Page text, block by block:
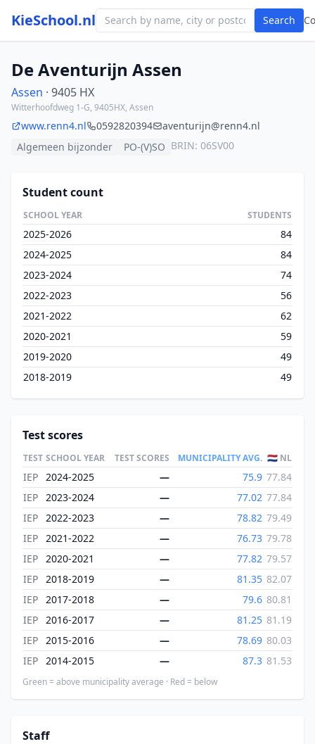
KieSchool.nl Search
De Aventurijn Assen
Assen · 9405 HX
Witterhoofdweg 1-G, 9405HX, Assen
www.renn4.nl 0592820394
aventurijn@renn4.nl
Algemeen bijzonder
PO-(V)SO BRIN: 06SV00
Student count
SCHOOL YEAR STUDENTS
2025-2026
84
2024-2025
84
2023-2024
74
2022-2023
56
2021-2022
62
2020-2021
59
2019-2020
49
2018-2019
49
Test scores
TEST SCHOOL YEAR TEST SCORES MUNICIPALITY AVG. 🇳🇱 NL
IEP 2024-2025 — 75.9 77.84
IEP 2023-2024 — 77.02 77.84
IEP 2022-2023 — 78.82 79.49
IEP 2021-2022 — 76.73 79.78
IEP 2020-2021 — 77.82 79.57
IEP 2018-2019 — 81.35 82.07
IEP 2017-2018 — 79.6 80.81
IEP 2016-2017 — 81.25 81.19
IEP 2015-2016 — 78.69 80.03
IEP 2014-2015 — 87.3 81.53
Green = above municipality average · Red = below
Staff